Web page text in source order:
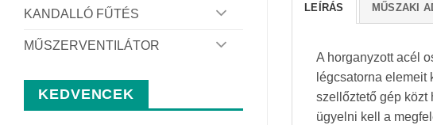
KANDALLÓ FŰTÉS
MŰSZERVENTILÁTOR
KEDVENCEK
LEÍRÁS MŰSZAKI
A horganyzott acél
légcsatorna
szellőztető gép közt
ügyelni kell a